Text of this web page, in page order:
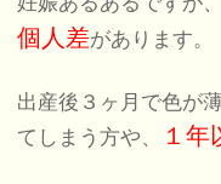
個人差があります。
出産後３ヶ月で色が
てしまう方や、
１年